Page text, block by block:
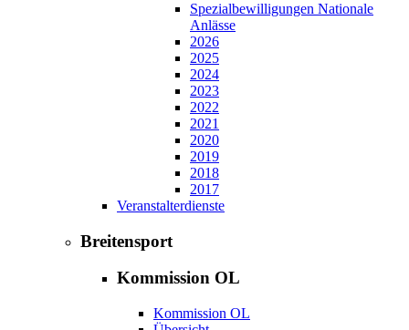
Spezialbewilligungen Nationale
Anlässe
2026
2025
2024
2023
2022
2021
2020
2019
2018
2017
Veranstalterdienste
Breitensport
Kommission OL
Kommission OL